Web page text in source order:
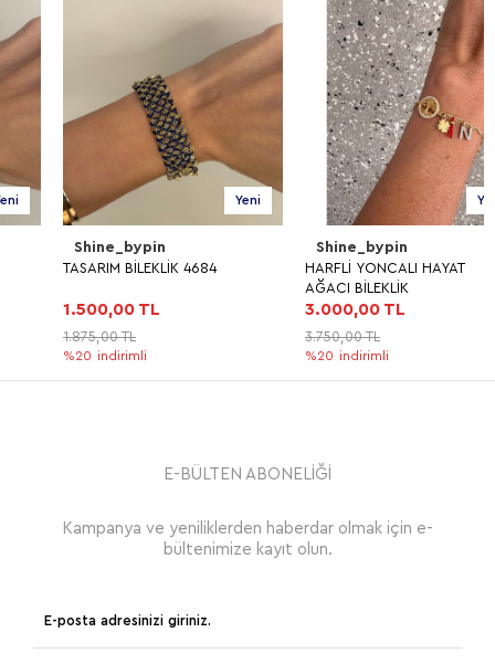
Shine_bypin
TASARIM BİLEKLİK 4684
1.500,00 TL
1.875,00 TL
indirimli
Shine_bypin
HARFLİ YONCALI HAYAT
AĞACI BİLEKLİK
3.000,00 TL
3.750,00 TL
indirimli
E-BÜLTEN ABONELİĞİ
Kampanya ve yeniliklerden haberdar olmak için e-
bültenimize kayıt olun.